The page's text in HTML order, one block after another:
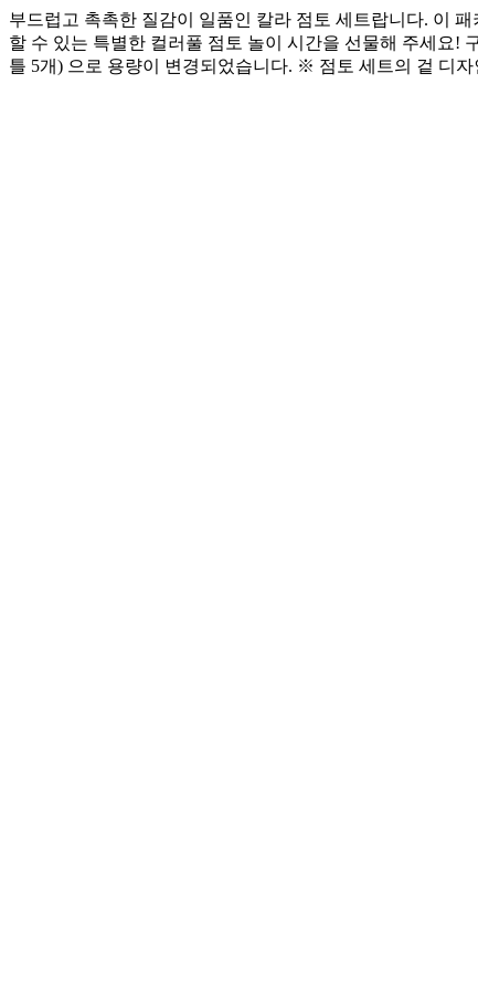
부드럽고 촉촉한 질감이 일품인 칼라 점토 세트랍니다. 이
할 수 있는 특별한 컬러풀 점토 놀이 시간을 선물해 주세요!
틀 5개) 으로 용량이 변경되었습니다. ※ 점토 세트의 겉 디